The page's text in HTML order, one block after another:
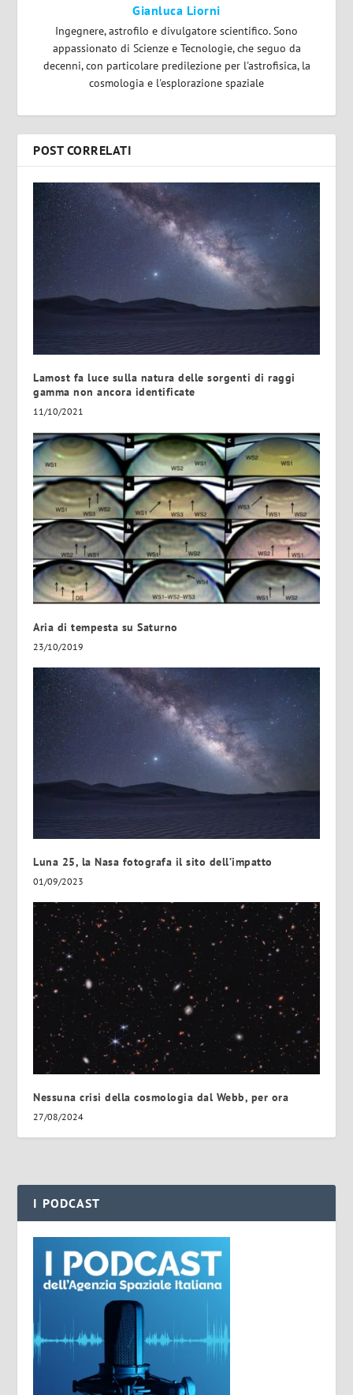
Gianluca Liorni
Ingegnere, astrofilo e divulgatore scientifico. Sono
appassionato di Scienze e Tecnologie, che seguo da
decenni, con particolare predilezione per l'astrofisica, la
cosmologia e l'esplorazione spaziale
POST CORRELATI
Lamost fa luce sulla natura delle sorgenti di raggi
gamma non ancora identificate
11/10/2021
Aria di tempesta su Saturno
23/10/2019
Luna 25, la Nasa fotografa il sito dell’impatto
01/09/2023
Nessuna crisi della cosmologia dal Webb, per ora
27/08/2024
I PODCAST